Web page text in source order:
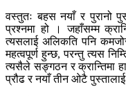
वस्तुतः बहस नयाँ र पुरानो
प्रश्नमा हो । जहाँसम्म
त्यसलाई अलिकति पनि
महत्वपूर्ण हुन्छ, परन्तु त्यस
त्यसैले सङ्गठन र क्रान्तिमा
प्रौढ र नयाँ तीन ओटै